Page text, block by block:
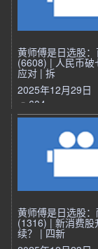
黄师傅是日选股
(6608) | 人民币破
应对 | 拆
2025年12月29日
604
黄师傅是日选股
(1316) | 新消费股
续？ | 四新